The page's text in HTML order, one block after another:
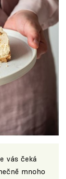
vás čeká
mnoho